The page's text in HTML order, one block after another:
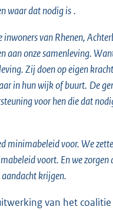
waar dat nodig is.
van Rhenen,
aan onze samenleving.
Zij doen op eigen
in hun wijk of buurt. De
voor hen die dat
minimabeleid voor. We
voort. En we zorgen
krijgen.
van het